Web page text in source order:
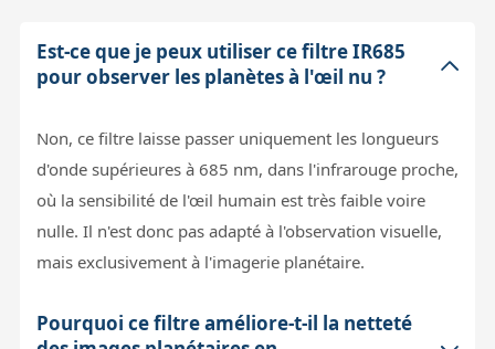
Est-ce que je peux utiliser ce filtre IR685
pour observer les planètes à l'œil nu ?
Non, ce filtre laisse passer uniquement les longueurs
d'onde supérieures à 685 nm, dans l'infrarouge proche,
où la sensibilité de l'œil humain est très faible voire
nulle. Il n'est donc pas adapté à l'observation visuelle,
mais exclusivement à l'imagerie planétaire.
Pourquoi ce filtre améliore-t-il la netteté